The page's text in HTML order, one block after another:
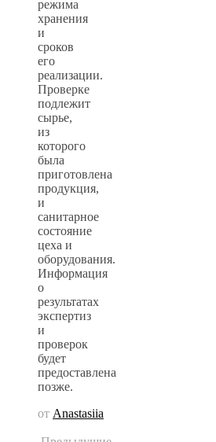
режима
хранения
и
сроков
его
реализации.
Проверке
подлежит
сырье,
из
которого
была
приготовлена
продукция,
и
санитарное
состояние
цеха и
оборудования.
Информация
о
результатах
экспертиз
и
проверок
будет
предоставлена
позже.
от Anastasiia